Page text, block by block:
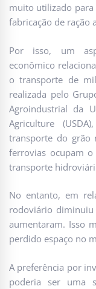
muito utilizado para
fabricação de ração
Por isso, um
econômico
o transporte de
realizada pelo
Agroindustrial da
Agriculture
transporte do grão
ferrovias ocupam
transporte
No entanto, em
rodoviário
aumentaram. Isso
perdido espaço no
A preferência por
poderia ser uma